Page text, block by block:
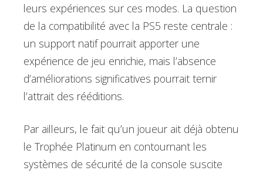
leurs expériences sur ces modes. La question
de la compatibilité avec la PS5 reste centrale :
un support natif pourrait apporter une
expérience de jeu enrichie, mais l’absence
d’améliorations significatives pourrait ternir
l’attrait des rééditions.
Par ailleurs, le fait qu’un joueur ait déjà obtenu
le Trophée Platinum en contournant les
systèmes de sécurité de la console suscite